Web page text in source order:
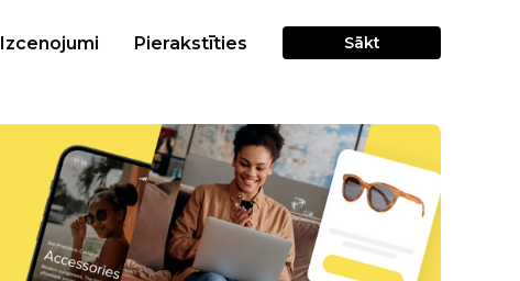
Izcenojumi Pierakstīties Sākt